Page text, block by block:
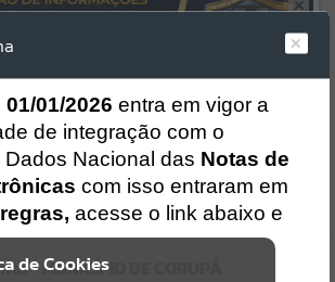
""
Por favor, aguarde...
Por favor, aguarde...
de Cookies
01/01/2026 entra em vigor a
de integração com o
Nacional das Notas de
com isso entraram em
acesse o link abaixo e
- MUNICÍPIO DE CORUPÁ
do Sistema
CÓDIGO DA MENSAGEM:
script:
Unexpected token '('
cidadao/pagina/static/bundle/wpo_index